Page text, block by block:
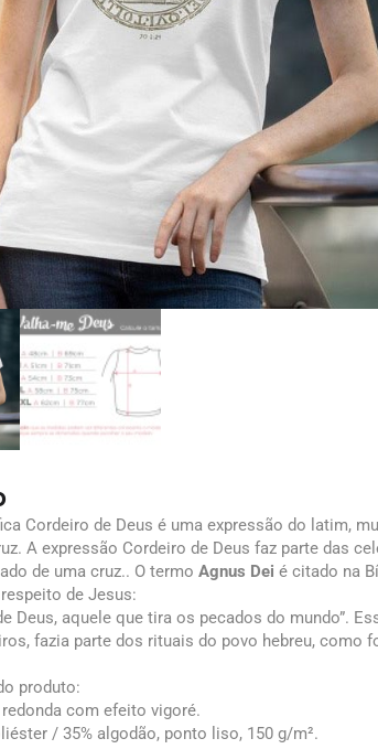
Cordeiro de Deus é uma expressão do latim,
A expressão Cordeiro de Deus faz parte das
de uma cruz.. O termo Agnus Dei é citado na
de Jesus:
Deus, aquele que tira os pecados do mundo”.
fazia parte dos rituais do povo hebreu, como
produto:
com efeito vigoré.
/ 35% algodão, ponto liso, 150 g/m².